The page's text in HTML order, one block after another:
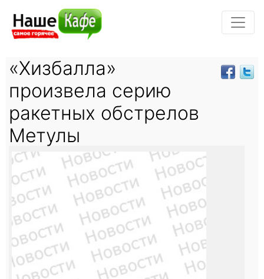
«Хизбалла»
произвела серию
ракетных обстрелов
Метулы